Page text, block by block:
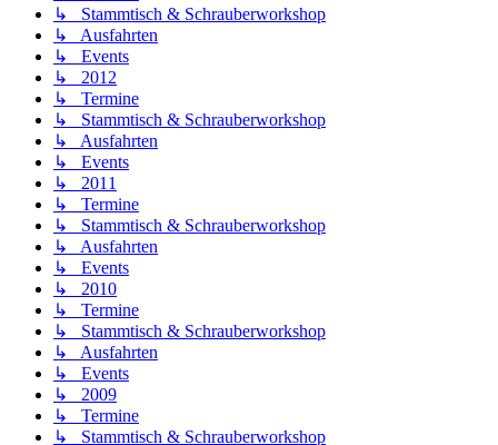
↳ Stammtisch & Schrauberworkshop
↳ Ausfahrten
↳ Events
↳ 2012
↳ Termine
↳ Stammtisch & Schrauberworkshop
↳ Ausfahrten
↳ Events
↳ 2011
↳ Termine
↳ Stammtisch & Schrauberworkshop
↳ Ausfahrten
↳ Events
↳ 2010
↳ Termine
↳ Stammtisch & Schrauberworkshop
↳ Ausfahrten
↳ Events
↳ 2009
↳ Termine
↳ Stammtisch & Schrauberworkshop